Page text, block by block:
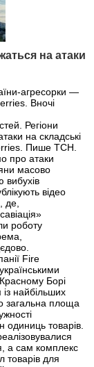
на атаки
агресорки —
Вночі
Регіони
на складські
Пише ТСН.
про атаки
масово
вибухів
відео
де,
роботу
Fire
Борі
найбільших
загальна площа
одиниць товарів.
а сам комплекс
товарів для